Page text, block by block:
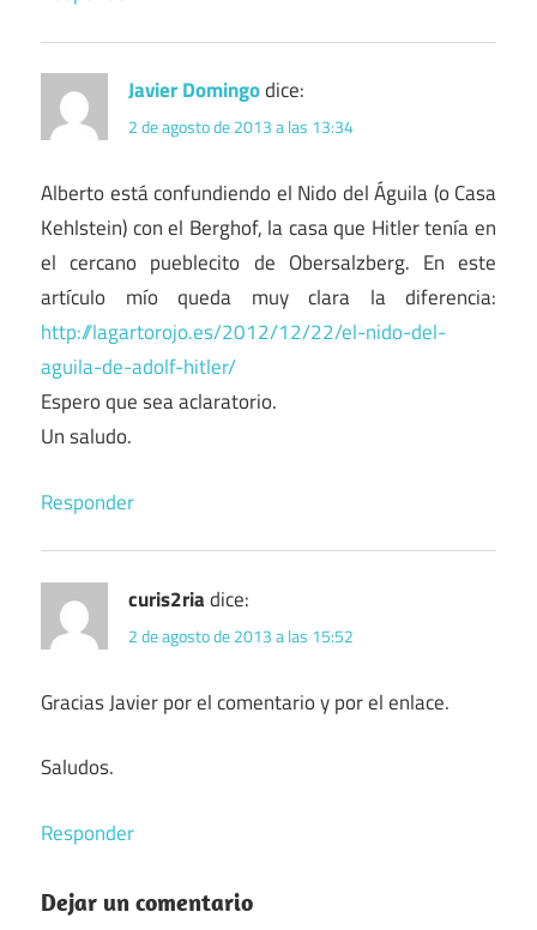
Javier Domingodice:
2 de agosto de 2013 a las 13:34
Alberto está confundiendo el Nido del Águila (o Casa
Kehlstein) con el Berghof, la casa que Hitler tenía en
el cercano pueblecito de Obersalzberg. En este
artículo mío queda muy clara la diferencia:
http://lagartorojo.es/2012/12/22/el-nido-del-
aguila-de-adolf-hitler/
Espero que sea aclaratorio.
Un saludo.
Responder
curis2riadice:
2 de agosto de 2013 a las 15:52
Gracias Javier por el comentario y por el enlace.
Saludos.
Responder
Dejar un comentario